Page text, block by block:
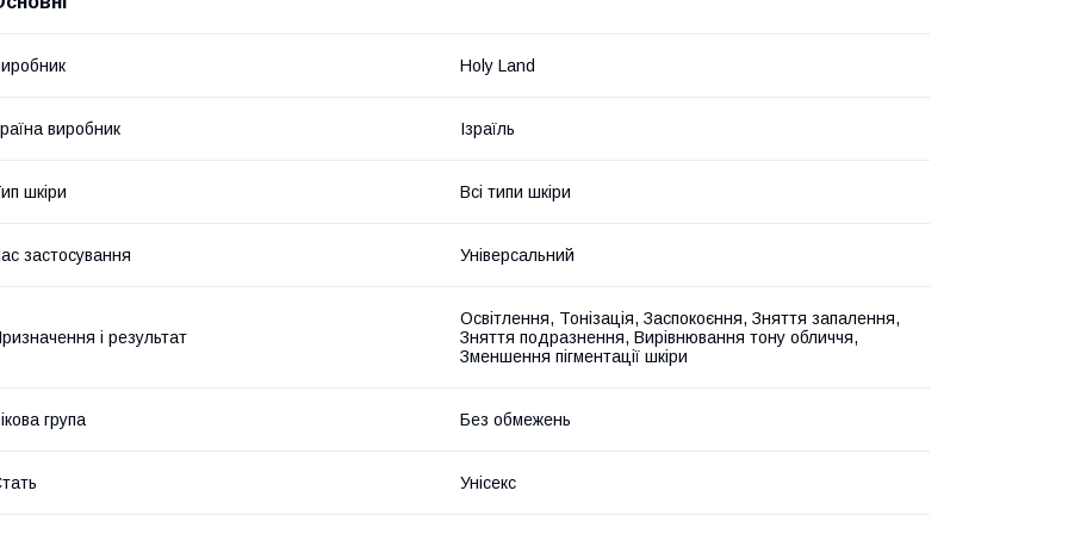
Holy Land
виробник Ізраїль
шкіри Всі типи шкіри
застосування Універсальний
і результат
Освітлення, Тонізація, Заспокоєння, Зняття запалення,
Зняття подразнення, Вирівнювання тону обличчя,
Зменшення пігментації шкіри
група Без обмежень
Унісекс